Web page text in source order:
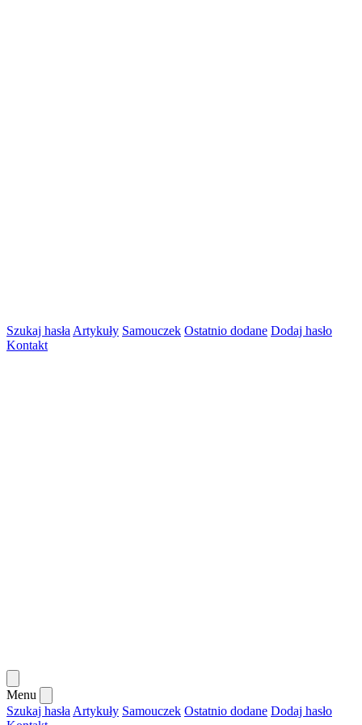
Szukaj hasła Artykuły Samouczek Ostatnio dodane Dodaj hasło
Kontakt
Menu
Szukaj hasła Artykuły Samouczek Ostatnio dodane Dodaj hasło